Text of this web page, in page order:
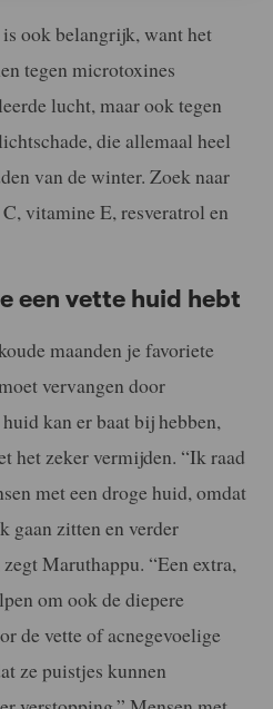
ook belangrijk, want het
tegen microtoxines
lucht, maar ook tegen
die allemaal heel
van de winter. Zoek naar
vitamine E, resveratrol en
een vette huid hebt
maanden je favoriete
vervangen door
kan er baat bij hebben,
het zeker vermijden. “Ik raad
met een droge huid, omdat
gaan zitten en verder
Maruthappu. “Een extra,
om ook de diepere
de vette of acnegevoelige
ze puistjes kunnen